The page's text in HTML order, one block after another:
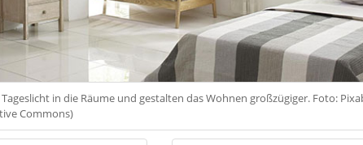
in die Räume und gestalten das Wohnen großzügiger. Foto:
Commons)